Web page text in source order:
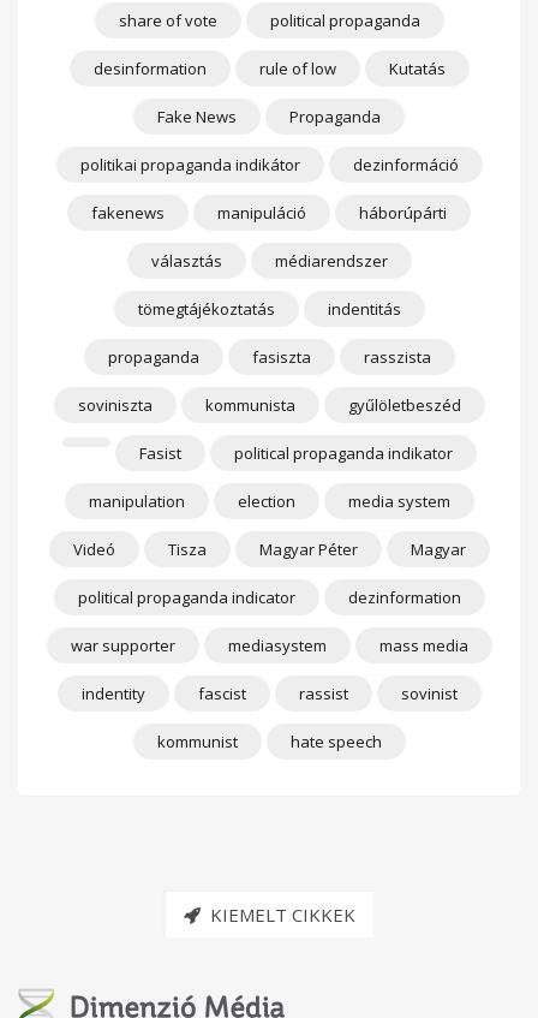
share of vote political propaganda
desinformation rule of low Kutatás
Fake News Propaganda
politikai propaganda indikátor dezinformáció
fakenews manipuláció háborúpárti
választás médiarendszer
tömegtájékoztatás indentitás
propaganda fasiszta rasszista
soviniszta kommunista gyűlöletbeszéd
Fasist political propaganda indikator
manipulation election media system
Videó Tisza Magyar Péter Magyar
political propaganda indicator dezinformation
war supporter mediasystem mass media
indentity fascist rassist sovinist
kommunist hate speech
KIEMELT CIKKEK